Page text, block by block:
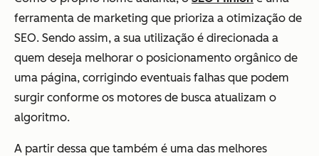
ferramenta de marketing que prioriza a otimização de
SEO. Sendo assim, a sua utilização é direcionada a
quem deseja melhorar o posicionamento orgânico de
uma página, corrigindo eventuais falhas que podem
surgir conforme os motores de busca atualizam o
algoritmo.
A partir dessa que também é uma das melhores